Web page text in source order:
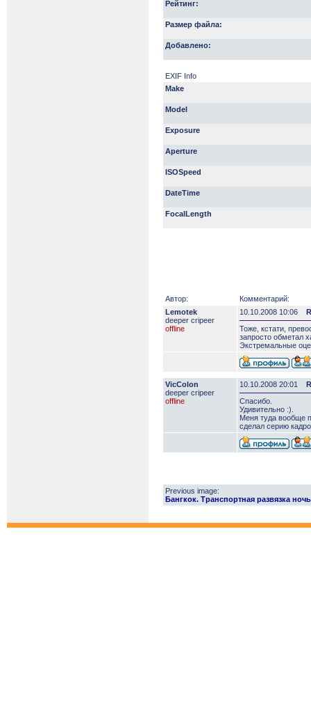
Рейтинг:
Размер файла:
Добавлено:
EXIF Info
Make
Model
Exposure
Aperture
ISOSpeed
DateTime
FocalLength
Автор:
Комментарий:
Lemotek
deeper сripeer
offline
10.10.2008 10:06
Тоже, кстати,
запросто обметал
Экстремальные
VicColon
deeper сripeer
offline
10.10.2008 20:01
Спасибо.
Удивительно :).
Меня туда вообще
сделал серию
Previous image:
Бангкок. Транспортная развязка